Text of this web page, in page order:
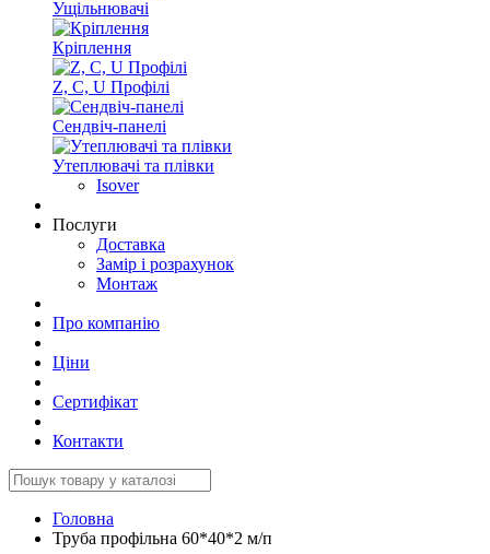
Ущільнювачі
Кріплення
Z, C, U Профілі
Сендвіч-панелі
Утеплювачі та плівки
Isover
Послуги
Доставка
Замір і розрахунок
Монтаж
Про компанію
Ціни
Сертифікат
Контакти
Головна
Труба профільна 60*40*2 м/п